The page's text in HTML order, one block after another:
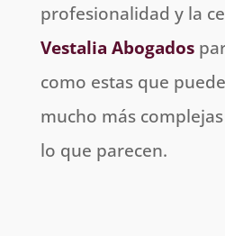
profesionalidad y la
Vestalia Abogados
como estas que
mucho más
lo que parecen.